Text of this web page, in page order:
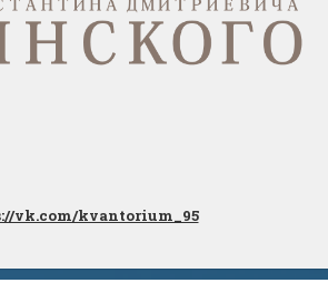
vk.com/kvantorium_95